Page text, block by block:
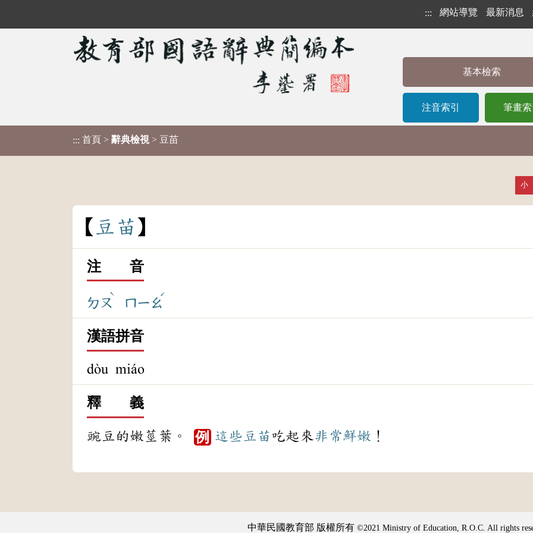
::: 網站導覽 最新消息
基本檢索
注音索引 筆畫索
::: 首頁 > 辭典檢視 > 豆苗
小
豆 苗
注 音
ㄉㄡ
ˋ
ㄇㄧㄠ
ˊ
漢語拼音
dòu miáo
釋 義
豌豆的嫩莖葉。 例 這些 豆苗 吃起來非常鮮嫩 ！
中華民國教育部 版權所有 ©2021 Ministry of Education, R.O.C. All rights